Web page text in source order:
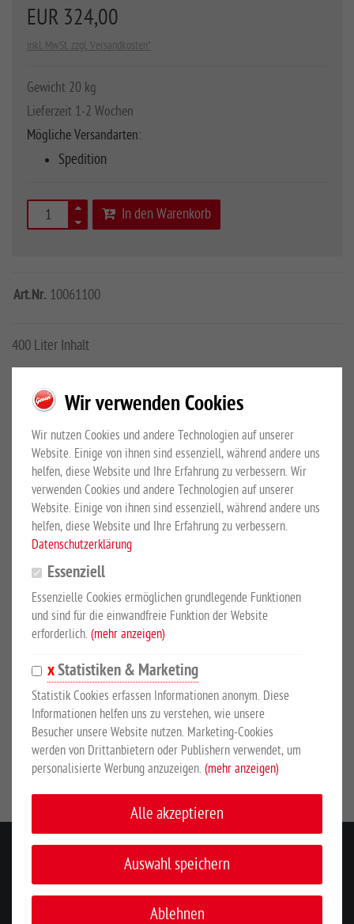
EUR 324,00
inkl. MwSt. zzgl. Versandkosten*
Gewicht 20 kg
Lieferzeit 1-2 Wochen
Mögliche Versandarten:
Spedition
In den Warenkorb
Art.Nr. 10061100
400 Liter Inhalt
Mehr Details
Großewinkelmann GmbH & Co.KG
PRODUKTBESCHREIBUNG
400 Liter Inhalt
Aus hochwertigem, UV-stabilen Kunststoff, nach innen
gebogener Rand, keine Wasserverschwendung, einfache und
schnelle Entleerung durch große Öffnung. Ohne
Schwimmerventil. Abmessungen ca. 1250 L x 820 B x 630 H mm.
SICHERHEITSHINWEISE
Hersteller:Suevia Haiges GmbH, Max-Eyth-Str. 3, 74366
Kirchheim/Neckar, Deutschland, www.suevia.com
INFORMATIONEN
Wir verwenden Cookies
Wir nutzen Cookies und andere Technologien auf unserer
Website. Einige von ihnen sind essenziell, während andere uns
helfen, diese Website und Ihre Erfahrung zu verbessern. Wir
verwenden Cookies und andere Technologien auf unserer
Website. Einige von ihnen sind essenziell, während andere uns
helfen, diese Website und Ihre Erfahrung zu verbessern.
Datenschutzerklärung
Essenziell
Essenzielle Cookies ermöglichen grundlegende Funktionen
und sind für die einwandfreie Funktion der Website
erforderlich. (mehr anzeigen)
Statistiken & Marketing
Statistik Cookies erfassen Informationen anonym. Diese
Informationen helfen uns zu verstehen, wie unsere
Besucher unsere Website nutzen. Marketing-Cookies
werden von Drittanbietern oder Publishern verwendet, um
personalisierte Werbung anzuzeigen. (mehr anzeigen)
Alle akzeptieren
Auswahl speichern
Ablehnen